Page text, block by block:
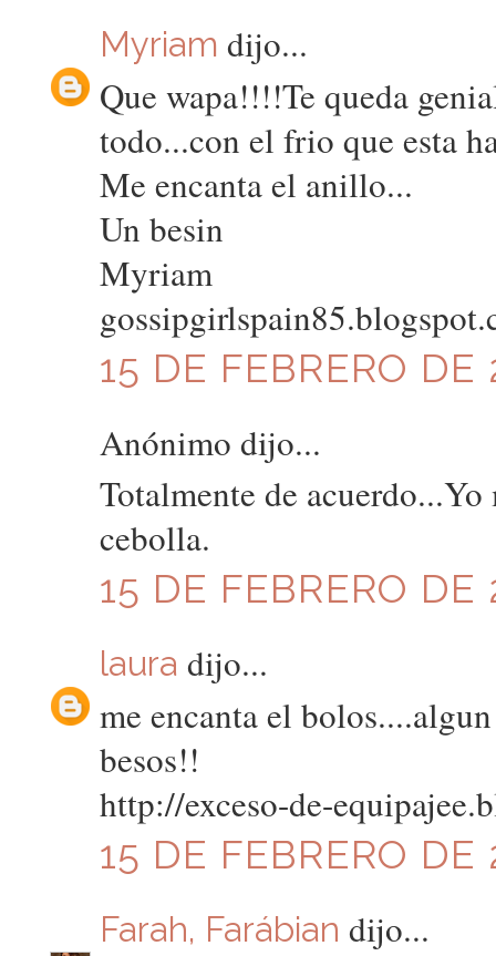
Myriam dijo...
Que wapa!!!!Te queda
todo...con el frio que esta
Me encanta el anillo...
Un besin
Myriam
15 DE FEBRERO DE
Anónimo dijo...
Totalmente de
cebolla.
15 DE FEBRERO DE
laura dijo...
me encanta el
besos!!
http://exceso-de-
15 DE FEBRERO DE
Farah, Farábian dijo...